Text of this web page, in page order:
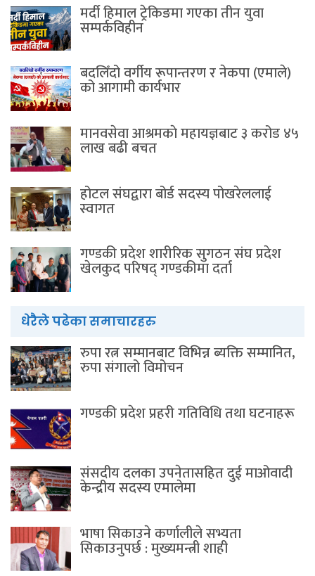
मर्दी हिमाल ट्रेकिङमा गएका तीन युवा
सम्पर्कविहीन
बदलिँदो वर्गीय रूपान्तरण र नेकपा (एमाले)
को आगामी कार्यभार
मानवसेवा आश्रमकाे‌ महायज्ञबाट ३ करोड ४५
लाख बढी बचत
होटल संघद्वारा बोर्ड सदस्य पोखरेललाई
स्वागत
गण्डकी प्रदेश शारीरिक सुगठन संघ प्रदेश
खेलकुद परिषद् गण्डकीमा दर्ता
धेरैले पढेका समाचारहरु
रुपा रत्न सम्मानबाट विभिन्न ब्यक्ति सम्मानित,
रुपा संगालो विमोचन
गण्डकी प्रदेश प्रहरी गतिविधि तथा घटनाहरू
संसदीय दलका उपनेतासहित दुई माओवादी
केन्द्रीय सदस्य एमालेमा
भाषा सिकाउने कर्णालीले सभ्यता
सिकाउनुपर्छ : मुख्यमन्त्री शाही